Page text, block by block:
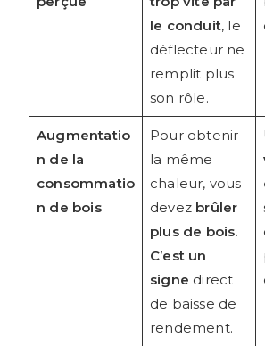
le conduit, le
déflecteur ne
remplit plus
son rôle.
Augmentatio
n de la
consommatio
n de bois
Pour obtenir
la même
chaleur, vous
devez brûler
plus de bois.
C’est un
signe direct
de baisse de
rendement.